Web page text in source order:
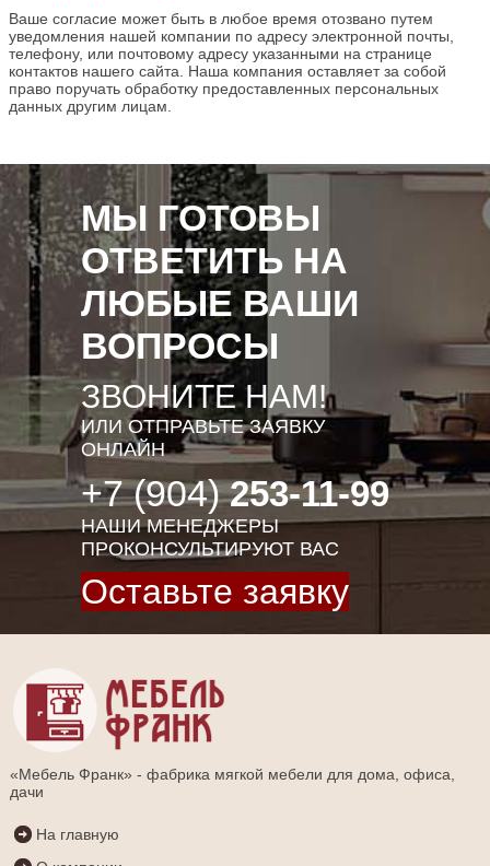
Ваше согласие может быть в любое время отозвано путем
уведомления нашей компании по адресу электронной почты,
телефону, или почтовому адресу указанными на странице
контактов нашего сайта. Наша компания оставляет за собой
право поручать обработку предоставленных персональных
данных другим лицам.
МЫ ГОТОВЫ
ОТВЕТИТЬ НА
ЛЮБЫЕ ВАШИ
ВОПРОСЫ
ЗВОНИТЕ НАМ!
ИЛИ ОТПРАВЬТЕ ЗАЯВКУ
ОНЛАЙН
+7 (904)253-11-99
НАШИ МЕНЕДЖЕРЫ
ПРОКОНСУЛЬТИРУЮТ ВАС
Оставьте заявку
«Мебель Франк» - фабрика мягкой мебели для дома, офиса,
дачи
На главную